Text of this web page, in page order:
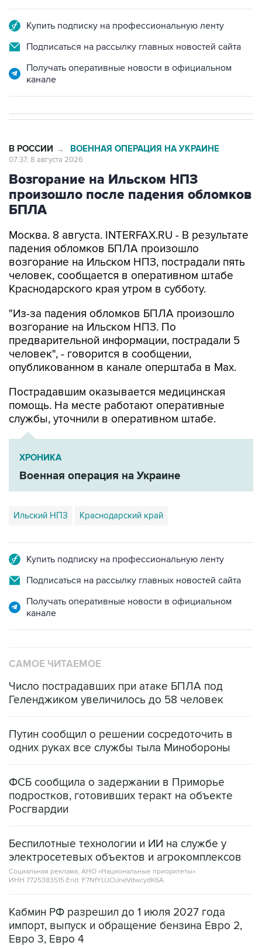
Купить подписку на профессиональную ленту
Подписаться на рассылку главных новостей сайта
Получать оперативные новости в официальном
канале
В РОССИИ → ВОЕННАЯ ОПЕРАЦИЯ НА УКРАИНЕ
07:37, 8 августа 2026
Возгорание на Ильском НПЗ
произошло после падения обломков
БПЛА
Москва. 8 августа. INTERFAX.RU - В результате
падения обломков БПЛА произошло
возгорание на Ильском НПЗ, пострадали пять
человек, сообщается в оперативном штабе
Краснодарского края утром в субботу.
"Из-за падения обломков БПЛА произошло
возгорание на Ильском НПЗ. По
предварительной информации, пострадали 5
человек", - говорится в сообщении,
опубликованном в канале оперштаба в Max.
Пострадавшим оказывается медицинская
помощь. На месте работают оперативные
службы, уточнили в оперативном штабе.
ХРОНИКА
Военная операция на Украине
Ильский НПЗ Краснодарский край
Купить подписку на профессиональную ленту
Подписаться на рассылку главных новостей сайта
Получать оперативные новости в официальном
канале
САМОЕ ЧИТАЕМОЕ
Число пострадавших при атаке БПЛА под
Геленджиком увеличилось до 58 человек
Путин сообщил о решении сосредоточить в
одних руках все службы тыла Минобороны
ФСБ сообщила о задержании в Приморье
подростков, готовивших теракт на объекте
Росгвардии
Беспилотные технологии и ИИ на службе у
электросетевых объектов и агрокомплексов
Социальная реклама, АНО «Национальные приоритеты».
ИНН 7725383515 Erid: F7NfYUJCUneVdwcydK6A
Кабмин РФ разрешил до 1 июля 2027 года
импорт, выпуск и обращение бензина Евро 2,
Евро 3, Евро 4